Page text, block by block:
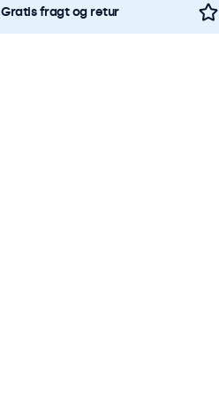
Gratis fragt og retur